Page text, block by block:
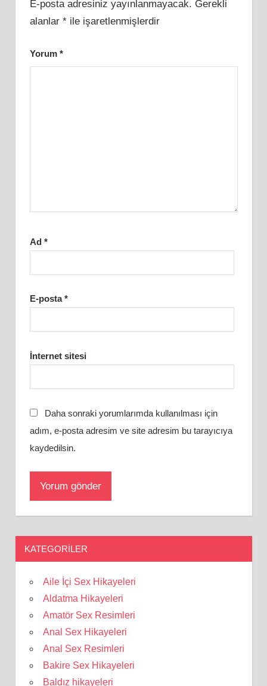
E-posta adresiniz yayınlanmayacak. Gerekli
alanlar *ile işaretlenmişlerdir
Yorum *
Ad *
E-posta*
İnternet sitesi
Daha sonraki yorumlarımda kullanılması için
adım, e-posta adresim ve site adresim bu tarayıcıya
kaydedilsin.
KATEGORILER
Aile İçi Sex Hikayeleri
Aldatma Hikayeleri
Amatör Sex Resimleri
Anal Sex Hikayeleri
Anal Sex Resimleri
Bakire Sex Hikayeleri
Baldız hikayeleri